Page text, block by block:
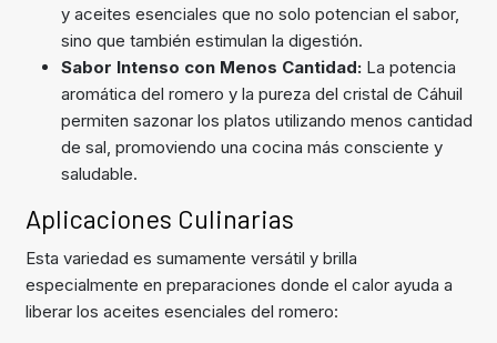
y aceites esenciales que no solo potencian el sabor,
sino que también estimulan la digestión.
Sabor Intenso con Menos Cantidad:La potencia
aromática del romero y la pureza del cristal de Cáhuil
permiten sazonar los platos utilizando menos cantidad
de sal, promoviendo una cocina más consciente y
saludable.
Aplicaciones Culinarias
Esta variedad es sumamente versátil y brilla
especialmente en preparaciones donde el calor ayuda a
liberar los aceites esenciales del romero: